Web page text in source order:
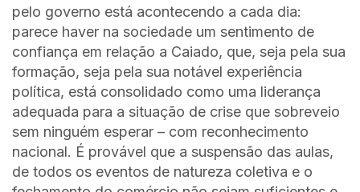
pelo governo está acontecendo a cada dia:
parece haver na sociedade um sentimento de
confiança em relação a Caiado, que, seja pela sua
formação, seja pela sua notável experiência
política, está consolidado como uma liderança
adequada para a situação de crise que sobreveio
sem ninguém esperar – com reconhecimento
nacional. É provável que a suspensão das aulas,
de todos os eventos de natureza coletiva e o